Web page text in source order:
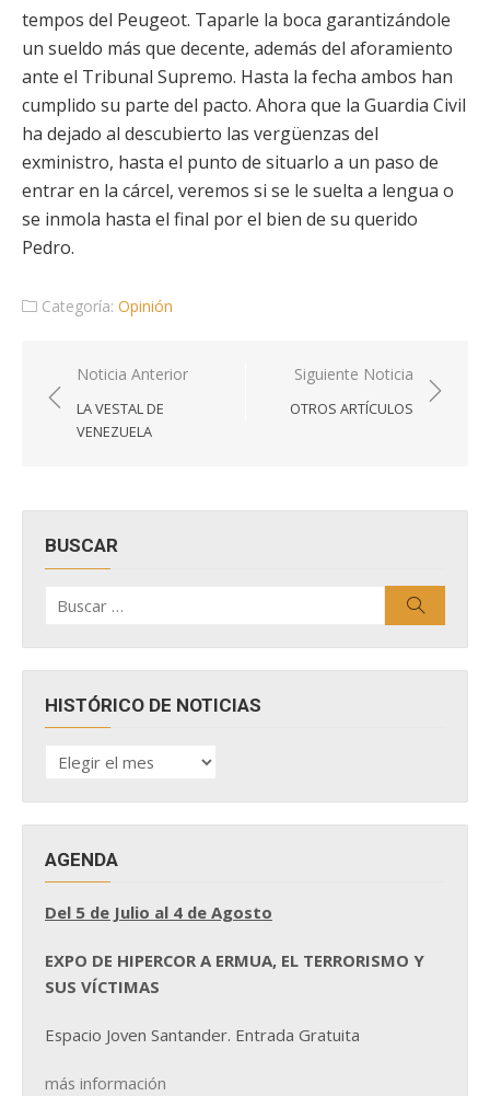
tempos del Peugeot. Taparle la boca garantizándole
un sueldo más que decente, además del aforamiento
ante el Tribunal Supremo. Hasta la fecha ambos han
cumplido su parte del pacto. Ahora que la Guardia Civil
ha dejado al descubierto las vergüenzas del
exministro, hasta el punto de situarlo a un paso de
entrar en la cárcel, veremos si se le suelta a lengua o
se inmola hasta el final por el bien de su querido
Pedro.
Categoría: Opinión
Navegación
de
entradas
Noticia Anterior
LA VESTAL DE
VENEZUELA
Siguiente Noticia
OTROS ARTÍCULOS
BUSCAR
por:
HISTÓRICO DE NOTICIAS
HISTÓRICO
DE
AGENDA
Del 5 de Julio al 4 de Agosto
EXPO DE HIPERCOR A ERMUA, EL TERRORISMO Y
SUS VÍCTIMAS
Espacio Joven Santander. Entrada Gratuita
más información